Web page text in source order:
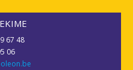
67 48
06